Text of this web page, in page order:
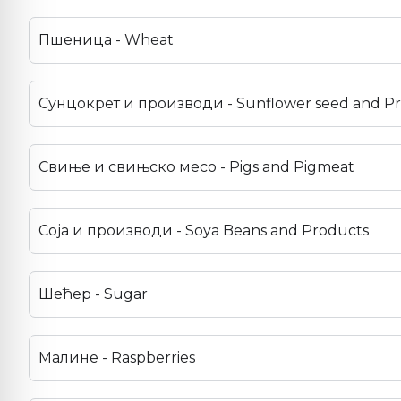
Пшеница - Wheat
Сунцокрет и производи - Sunflower seed and
Свиње и свињско месо - Pigs and Pigmeat
Соја и производи - Soya Beans and Products
Шећер - Sugar
Малине - Raspberries